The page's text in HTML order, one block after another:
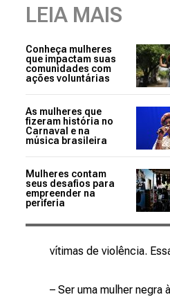
LEIA MAIS
Conheça mulheres
que impactam suas
comunidades com
ações voluntárias
As mulheres que
fizeram história no
Carnaval e na
música brasileira
Mulheres contam
seus desafios para
empreender na
periferia
vítimas de violência.
– Ser uma mulher